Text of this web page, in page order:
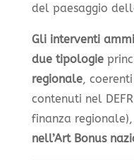
del paesaggio
Gli interventi
due tipologie
regionale,
contenuti nel
finanza regionale),
nell’Art Bonus